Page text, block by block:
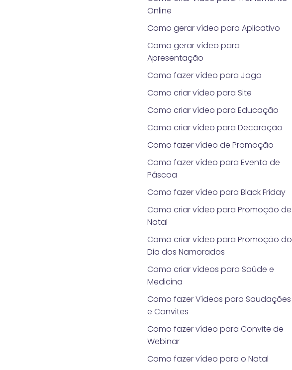
Online
Como gerar vídeo para Aplicativo
Como gerar vídeo para
Apresentação
Como fazer vídeo para Jogo
Como criar vídeo para Site
Como criar vídeo para Educação
Como criar vídeo para Decoração
Como fazer vídeo de Promoção
Como fazer vídeo para Evento de
Páscoa
Como fazer vídeo para Black Friday
Como criar vídeo para Promoção de
Natal
Como criar vídeo para Promoção do
Dia dos Namorados
Como criar vídeos para Saúde e
Medicina
Como fazer Vídeos para Saudações
e Convites
Como fazer vídeo para Convite de
Webinar
Como fazer vídeo para o Natal